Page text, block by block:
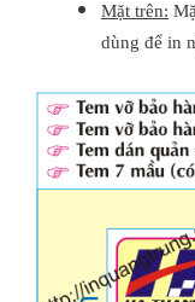
Mặt trên:
dùng để in